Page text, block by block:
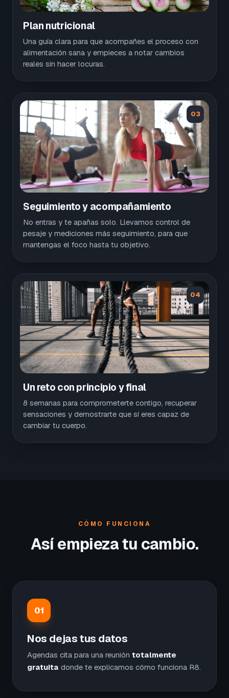
Plan nutricional
Una guía clara para que acompañes el proceso con
alimentación sana y empieces a notar cambios
reales sin hacer locuras.
03
Seguimiento y acompañamiento
No entras y te apañas solo. Llevamos control de
pesaje y mediciones más seguimiento, para que
mantengas el foco hasta tu objetivo.
04
Un reto con principio y final
8 semanas para comprometerte contigo, recuperar
sensaciones y demostrarte que sí eres capaz de
cambiar tu cuerpo.
CÓMO FUNCIONA
Así empieza tu cambio.
01
Nos dejas tus datos
Agendas cita para una reunión totalmente
gratuita donde te explicamos cómo funciona R8.